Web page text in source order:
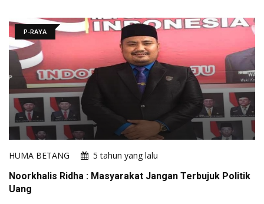
P-RAYA
HUMA BETANG
5 tahun yang lalu
Noorkhalis Ridha : Masyarakat Jangan Terbujuk Politik
Uang